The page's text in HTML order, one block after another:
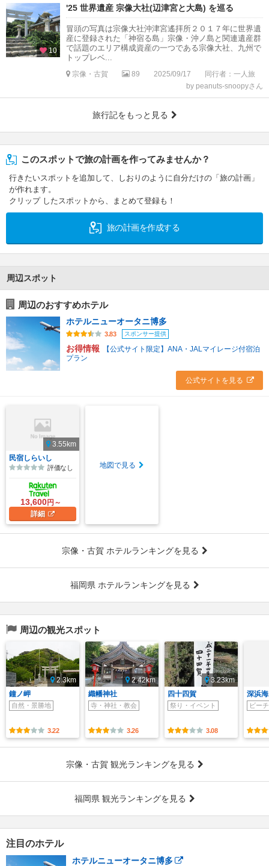
10
'25 世界遺産 宗像大社(辺津宮と大島) を巡る
冒頭の写真は宗像大社沖津宮遙拝所２０１７年に世界遺
産に登録された「神宿る島」宗像・沖ノ島と関連遺産群
で話題のエリア構成資産の一つである宗像大社、九州で
トップレベ...
宗像・古賀 89 2025/09/17
同行者：一人旅
by peanuts-snoopyさん
旅行記をもっと見る
このスポットで旅の計画を作ってみませんか？
行きたいスポットを追加して、しおりのように自分だけの「旅の計画」
が作れます。
クリップ したスポットから、まとめて登録も！
旅の計画を作成する
周辺スポット
周辺のおすすめホテル
ホテルニューオータニ博多
3.83 スポンサー提供
お得情報
【公式サイト限定】ANA・JALマイレージ付宿泊
プラン
公式サイトを見る
3.55km
民宿しらいし
評価なし
13,600円～
詳細
地図で見る
宗像・古賀 ホテルランキングを見る
福岡県 ホテルランキングを見る
周辺の観光スポット
2.3km
鐘ノ岬
自然・景勝地
3.22
2.42km
織幡神社
寺・神社・教会
3.26
3.23km
四十四賀
祭り・イベント
3.08
深浜
ビーチ
宗像・古賀 観光ランキングを見る
福岡県 観光ランキングを見る
注目のホテル
ホテルニューオータニ博多